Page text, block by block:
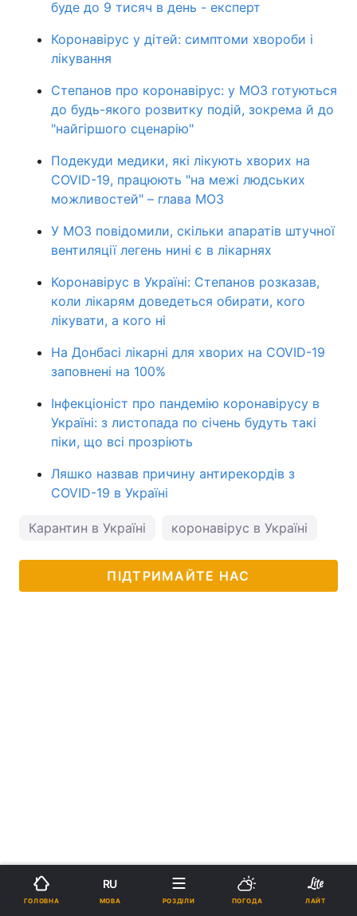
буде до 9 тисяч в день - експерт
Коронавірус у дітей: симптоми хвороби і
лікування
Степанов про коронавірус: у МОЗ готуються
до будь-якого розвитку подій, зокрема й до
"найгіршого сценарію"
Подекуди медики, які лікують хворих на
COVID-19, працюють "на межі людських
можливостей" – глава МОЗ
У МОЗ повідомили, скільки апаратів штучної
вентиляції легень нині є в лікарнях
Коронавірус в Україні: Степанов розказав,
коли лікарям доведеться обирати, кого
лікувати, а кого ні
На Донбасі лікарні для хворих на COVID-19
заповнені на 100%
Інфекціоніст про пандемію коронавірусу в
Україні: з листопада по січень будуть такі
піки, що всі прозріють
Ляшко назвав причину антирекордів з
COVID-19 в Україні
Карантин в Україні коронавірус в Україні
ПІДТРИМАЙТЕ НАС
ГОЛОВНА
RU
МОВА РОЗДІЛИ ПОГОДА ЛАЙТ